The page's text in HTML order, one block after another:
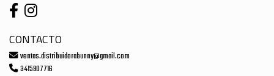
CONTACTO
ventas.distribuidorabunny@gmail.com
3415907716